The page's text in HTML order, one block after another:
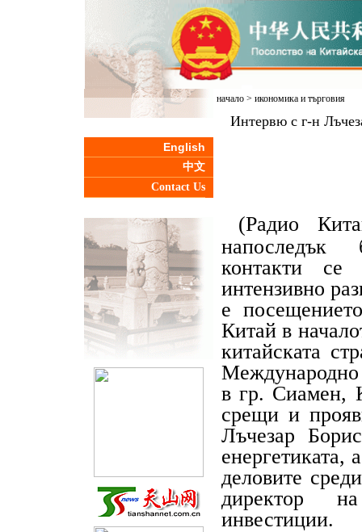
English
中文
Contact Us
начало> икономика и търговия
Интервю с г-н
(Радио
напоследък
контакти
интензивно
е
Китай в
китайската
Международно
в гр. Сиамен,
срещи и
Лъчезар
енергетиката,
деловите
директор
инвестиции.